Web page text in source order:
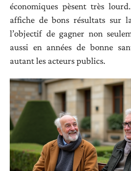
économiques pèsent très
affiche de bons résultats sur
l’objectif de gagner non
aussi en années de bonne
autant les acteurs publics.